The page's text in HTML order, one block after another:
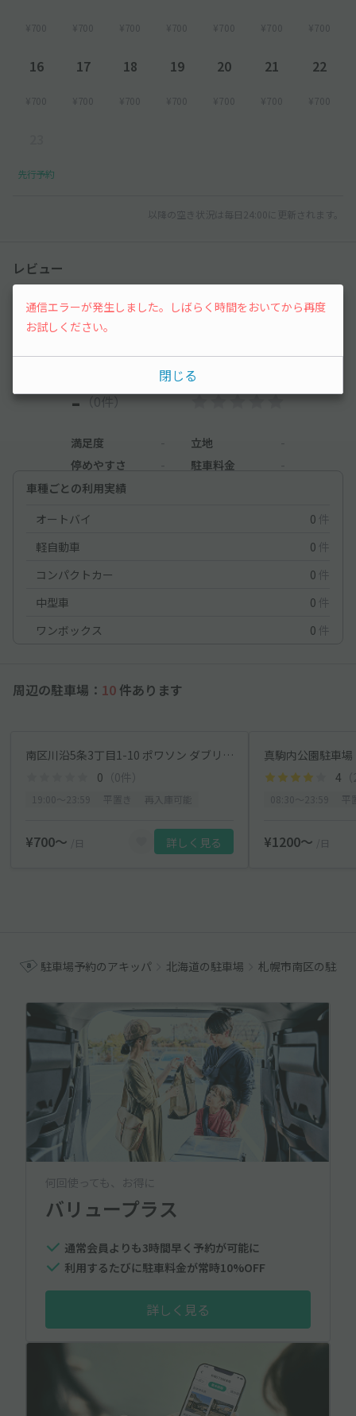
¥700 ¥700 ¥700 ¥700 ¥700 ¥700 ¥700
16
¥700
17
¥700
18
¥700
19
¥700
20
¥700
21
¥700
22
¥700
先行予約
以降の空き状況は毎日24:00に更新されます。
レビュー
まだレビューがありません。他のユーザーの方の
ために、利用後にレビューを投稿してみましょ
- （0件）
満足度 - 立地
-
停めやすさ
駐車料金
車種ごとの利用実績
オートバイ
0 件
軽自動車
0 件
コンパクトカー
0 件
中型車
0 件
ワンボックス
0 件
周辺の駐車場： 10 件あります
南区川沿5条3丁目1-10 ポワソン ダブリール◉アキッパ駐車場【19:00～23:59】
0 （0件）
¥700〜 /日 詳しく見る
真駒内公園駐車場
4
¥1200〜 /日
駐車場予約のアキッパ 北海道の駐車場 札幌市南区の駐車
通信エラーが発生しました。しばらく時間をおいてから再度
お試しください。
閉じる
何回使っても、お得に
バリュープラス
通常会員よりも3時間早く予約が可能に
利用するたびに駐車料金が常時10%OFF
詳しく見る